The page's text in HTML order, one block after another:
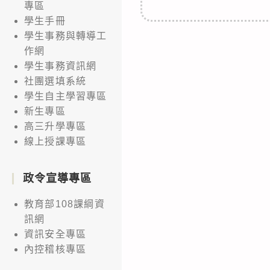
專區
學生手冊
學生事務與轉導工
作網
學生事務資訊網
社團選填系統
學生自主學習專區
新生專區
高三升學專區
線上授課專區
政令宣導專區
教育部108課綱資
訊網
資訊安全專區
內控稽核專區